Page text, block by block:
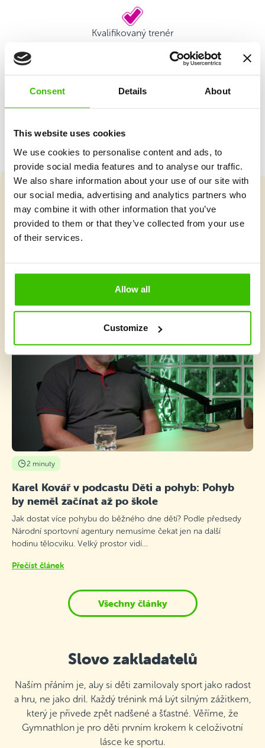
Consent Details About
This website uses cookies
We use cookies to personalise content and ads, to
provide social media features and to analyse our traffic.
We also share information about your use of our site with
our social media, advertising and analytics partners who
may combine it with other information that you’ve
provided to them or that they’ve collected from your use
of their services.
Allow all
Customize
Kvalifikovaný trenér
Hrací plán s motivačními samolepkami
Vybrat kurz
Co je v Gymnathlonu nového
2 minuty
Karel Kovář v podcastu Děti a pohyb: Pohyb
by neměl začínat až po škole
Jak dostat více pohybu do běžného dne dětí? Podle předsedy
Národní sportovní agentury nemusíme čekat jen na další
hodinu tělocviku. Velký prostor vidí…
Přečíst článek
Všechny články
Slovo zakladatelů
Naším přáním je, aby si děti zamilovaly sport jako radost
a hru, ne jako dril. Každý trénink má být silným zážitkem,
který je přivede zpět nadšené a šťastné. Věříme, že
Gymnathlon je pro děti prvním krokem k celoživotní
lásce ke sportu.